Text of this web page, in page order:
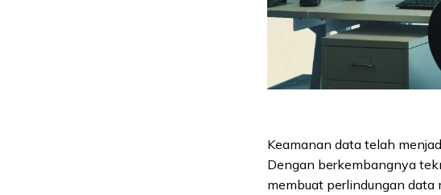
Keamanan data telah
Dengan berkembangnya
membuat perlindungan data